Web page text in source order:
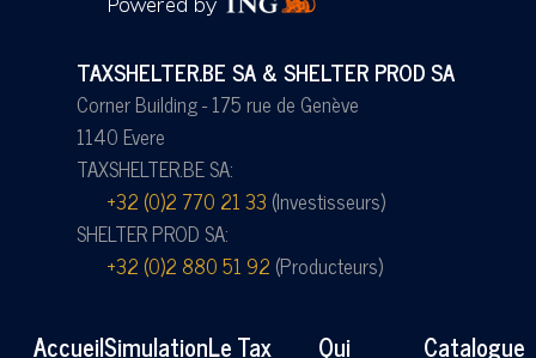
TAXSHELTER.BE SA & SHELTER PROD SA
Corner Building - 175 rue de Genève
1140 Evere
TAXSHELTER.BE SA:
+32 (0)2 770 21 33 (Investisseurs)
SHELTER PROD SA:
+32 (0)2 880 51 92 (Producteurs)
AccueilSimulationLe Tax
Qui
Catalogue